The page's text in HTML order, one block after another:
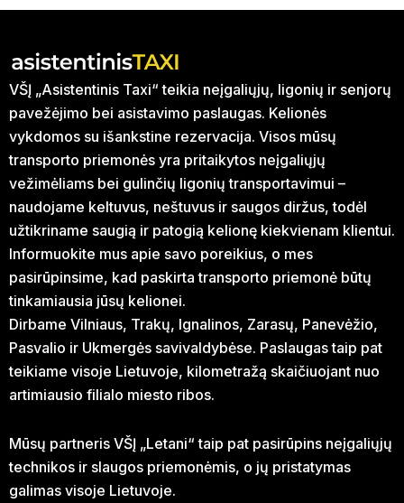
VŠĮ „Asistentinis Taxi“ teikia neįgaliųjų, ligonių ir senjorų
pavežėjimo bei asistavimo paslaugas. Kelionės
vykdomos su išankstine rezervacija. Visos mūsų
transporto priemonės yra pritaikytos neįgaliųjų
vežimėliams bei gulinčių ligonių transportavimui –
naudojame keltuvus, neštuvus ir saugos diržus, todėl
užtikriname saugią ir patogią kelionę kiekvienam klientui.
Informuokite mus apie savo poreikius, o mes
pasirūpinsime, kad paskirta transporto priemonė būtų
tinkamiausia jūsų kelionei.
Dirbame Vilniaus, Trakų, Ignalinos, Zarasų, Panevėžio,
Pasvalio ir Ukmergės savivaldybėse. Paslaugas taip pat
teikiame visoje Lietuvoje, kilometražą skaičiuojant nuo
artimiausio filialo miesto ribos.
Mūsų partneris VŠĮ „Letani“ taip pat pasirūpins neįgaliųjų
technikos ir slaugos priemonėmis, o jų pristatymas
galimas visoje Lietuvoje.